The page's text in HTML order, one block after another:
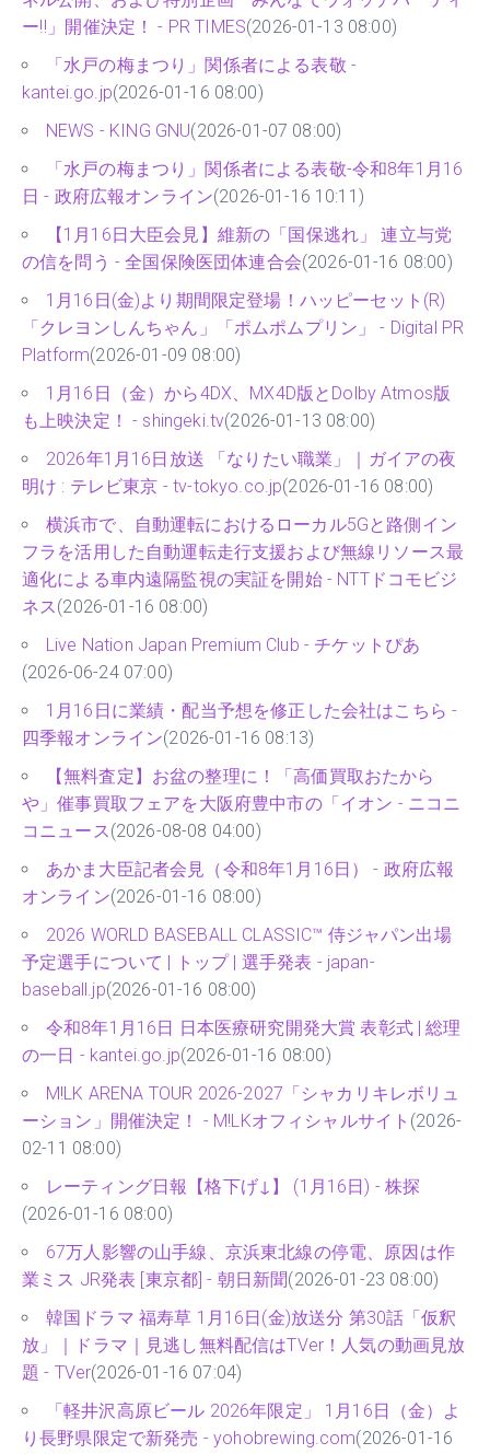
ー‼」開催決定！ - PR TIMES(2026-01-13 08:00)
「水戸の梅まつり」関係者による表敬 -
kantei.go.jp(2026-01-16 08:00)
NEWS - KING GNU(2026-01-07 08:00)
「水戸の梅まつり」関係者による表敬-令和8年1月16
日 - 政府広報オンライン(2026-01-16 10:11)
【1月16日大臣会見】維新の「国保逃れ」 連立与党
の信を問う - 全国保険医団体連合会(2026-01-16 08:00)
1月16日(金)より期間限定登場！ハッピーセット(R)
「クレヨンしんちゃん」「ポムポムプリン」 - Digital PR
Platform(2026-01-09 08:00)
1月16日（金）から4DX、MX4D版とDolby Atmos版
も上映決定！ - shingeki.tv(2026-01-13 08:00)
2026年1月16日放送 「なりたい職業」｜ガイアの夜
明け : テレビ東京 - tv-tokyo.co.jp(2026-01-16 08:00)
横浜市で、自動運転におけるローカル5Gと路側イン
フラを活用した自動運転走行支援および無線リソース最
適化による車内遠隔監視の実証を開始 - NTTドコモビジ
ネス(2026-01-16 08:00)
Live Nation Japan Premium Club - チケットぴあ
(2026-06-24 07:00)
1月16日に業績・配当予想を修正した会社はこちら -
四季報オンライン(2026-01-16 08:13)
【無料査定】お盆の整理に！「高価買取おたから
や」催事買取フェアを大阪府豊中市の「イオン - ニコニ
コニュース(2026-08-08 04:00)
あかま大臣記者会見（令和8年1月16日） - 政府広報
オンライン(2026-01-16 08:00)
2026 WORLD BASEBALL CLASSIC™ 侍ジャパン出場
予定選手について | トップ | 選手発表 - japan-
baseball.jp(2026-01-16 08:00)
令和8年1月16日 日本医療研究開発大賞 表彰式 | 総理
の一日 - kantei.go.jp(2026-01-16 08:00)
M!LK ARENA TOUR 2026-2027「シャカリキレボリュ
ーション」開催決定！ - M!LKオフィシャルサイト (2026-
02-11 08:00)
レーティング日報【格下げ↓】 (1月16日) - 株探
(2026-01-16 08:00)
67万人影響の山手線、京浜東北線の停電、原因は作
業ミス JR発表 [東京都] - 朝日新聞(2026-01-23 08:00)
韓国ドラマ 福寿草 1月16日(金)放送分 第30話「仮釈
放」｜ドラマ｜見逃し無料配信はTVer！人気の動画見放
題 - TVer(2026-01-16 07:04)
「軽井沢高原ビール 2026年限定」 1月16日（金）よ
り長野県限定で新発売 - yohobrewing.com(2026-01-16